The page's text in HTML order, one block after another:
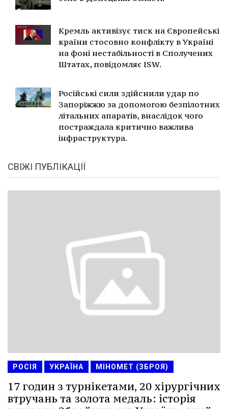
Кремль активізує тиск на Європейські
країни стосовно конфлікту в Україні
на фоні нестабільності в Сполучених
Штатах, повідомляє ISW.
Російські сили здійснили удар по
Запоріжжю за допомогою безпілотних
літальних апаратів, внаслідок чого
постраждала критично важлива
інфраструктура.
СВІЖІ ПУБЛІКАЦІЇ
РОСІЯ УКРАЇНА МІНОМЕТ (ЗБРОЯ)
17 годин з турнікетами, 20 хірургічних
втручань та золота медаль: історія